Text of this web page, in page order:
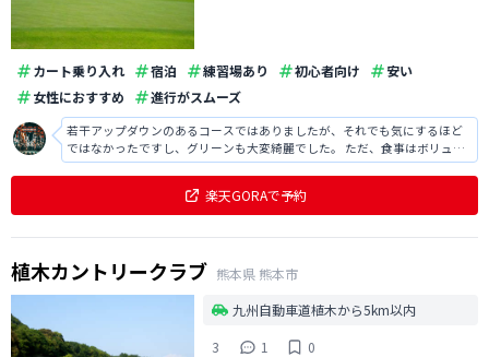
カート乗り入れ 宿泊 練習場あり 初心者向け
安い
女性におすすめ
進行がスムーズ
若干アップダウンのあるコースではありましたが、それでも気にするほど
ではなかったですし、グリーンも大変綺麗でした。 ただ、食事はボリュー
ムが少なくてやや物足りない印象を受けました。
楽天GORAで予約
植木カントリークラブ 熊本県 熊本市
九州自動車道植木から5km以内
3
1 0